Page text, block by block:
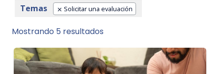
Temas Solicitar una evaluación
Mostrando 5 resultados